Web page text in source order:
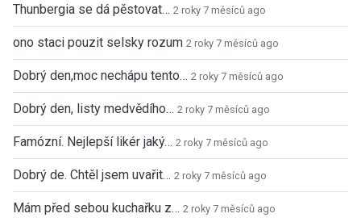
Thunbergia se dá pěstovat… 2 roky 7 měsíců ago
ono staci pouzit selsky rozum 2 roky 7 měsíců ago
Dobrý den,moc nechápu tento… 2 roky 7 měsíců ago
Dobrý den, listy medvědího… 2 roky 7 měsíců ago
Famózní. Nejlepší likér jaký… 2 roky 7 měsíců ago
Dobrý de. Chtěl jsem uvařit… 2 roky 7 měsíců ago
Mám před sebou kuchařku z… 2 roky 7 měsíců ago